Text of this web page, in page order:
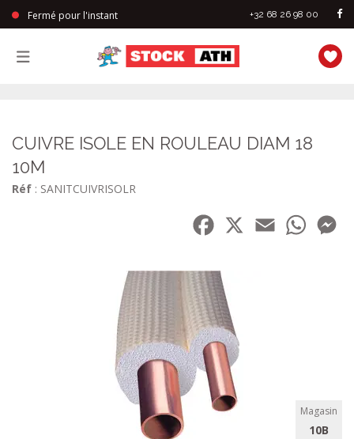
Fermé pour l'instant +32 68 26 98 00
CUIVRE ISOLE EN ROULEAU DIAM 18
10M
Réf : SANITCUIVRISOLR
Facebook
Email
Magasin
10B